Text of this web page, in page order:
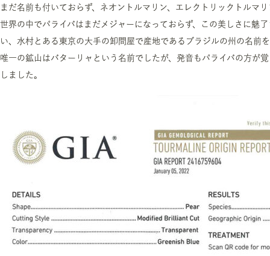
まだ名前も付いておらず、ネオントルマリン、エレクトリックトルマ
世界の中でパライバはまだメジャーになっておらず、この美しさに魅
い、水村とある東京の大手の卸問屋で産地であるブラジルの州の名前
唯一の鉱山はバターリャという名前でしたが、発音もパライバの方が
しました。